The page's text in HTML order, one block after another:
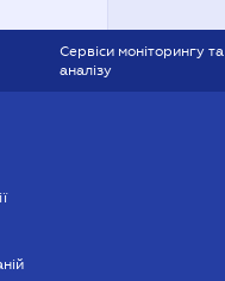
Сервіси моніторингу та
аналізу